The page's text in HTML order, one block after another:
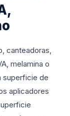
canteadoras,
melamina o
superficie de
aplicadores